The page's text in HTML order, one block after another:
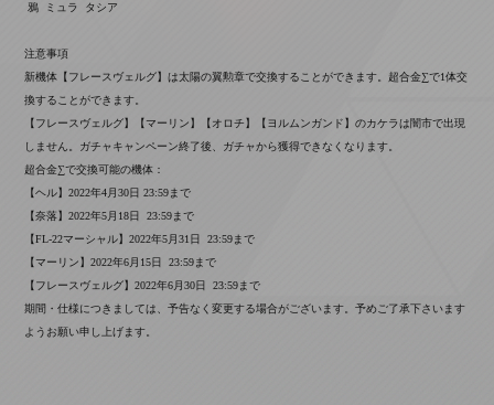
鴉 ミュラ タシア
注意事項
新機体【フレースヴェルグ】は太陽の翼勲章で交換することができます。超合金∑で1体交
換することができます。
【フレースヴェルグ】【マーリン】【オロチ】【ヨルムンガンド】のカケラは闇市で出現
しません。ガチャキャンペーン終了後、ガチャから獲得できなくなります。
超合金∑で交換可能の機体：
【ヘル】2022年4月30日 23:59まで
【奈落】2022年5月18日 23:59まで
【FL-22マーシャル】2022年5月31日 23:59まで
【マーリン】2022年6月15日 23:59まで
【フレースヴェルグ】2022年6月30日 23:59まで
期間・仕様につきましては、予告なく変更する場合がございます。予めご了承下さいます
ようお願い申し上げます。